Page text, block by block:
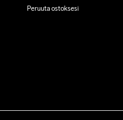
Peruuta ostoksesi